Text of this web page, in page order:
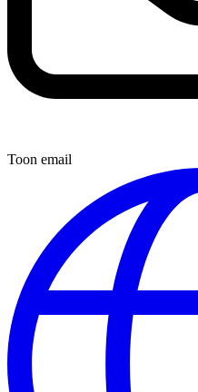
Toon email